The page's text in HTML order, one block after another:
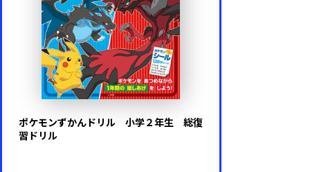
ポケモンずかんドリル 小学２年生 総復
習ドリル